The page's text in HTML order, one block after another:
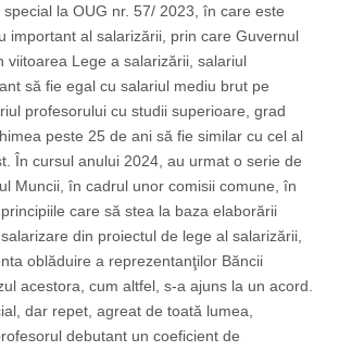
la OUG nr. 57/ 2023, în care este
important al salarizării, prin care Guvernul
viitoarea Lege a salarizării, salariul
să fie egal cu salariul mediu brut pe
profesorului cu studii superioare, grad
peste 25 de ani să fie similar cu cel al
În cursul anului 2024, au urmat o serie de
Muncii, în cadrul unor comisii comune, în
care să stea la baza elaborării
din proiectul de lege al salarizării,
oblăduire a reprezentanţilor Băncii
acestora, cum altfel, s-a ajuns la un acord.
dar repet, agreat de toată lumea,
debutant un coeficient de